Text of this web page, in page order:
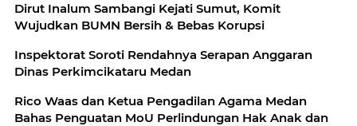
Dirut Inalum Sambangi Kejati Sumut, Komit
Wujudkan BUMN Bersih & Bebas Korupsi
Inspektorat Soroti Rendahnya Serapan Anggaran
Dinas Perkimcikataru Medan
Rico Waas dan Ketua Pengadilan Agama Medan
Bahas Penguatan MoU Perlindungan Hak Anak dan